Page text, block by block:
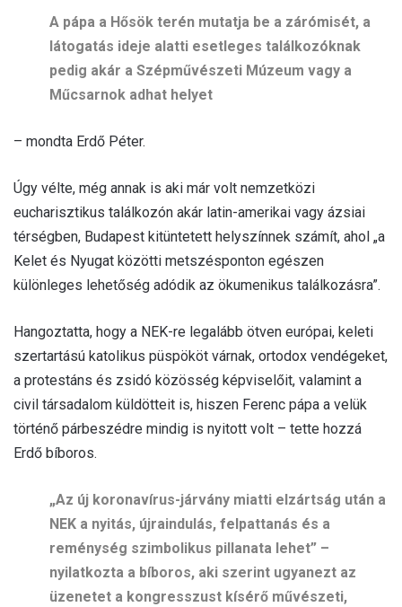
A pápa a Hősök terén mutatja be a zárómisét, a
látogatás ideje alatti esetleges találkozóknak
pedig akár a Szépművészeti Múzeum vagy a
Műcsarnok adhat helyet
– mondta Erdő Péter.
Úgy vélte, még annak is aki már volt nemzetközi
eucharisztikus találkozón akár latin-amerikai vagy ázsiai
térségben, Budapest kitüntetett helyszínnek számít, ahol „a
Kelet és Nyugat közötti metszésponton egészen
különleges lehetőség adódik az ökumenikus találkozásra”.
Hangoztatta, hogy a NEK-re legalább ötven európai, keleti
szertartású katolikus püspököt várnak, ortodox vendégeket,
a protestáns és zsidó közösség képviselőit, valamint a
civil társadalom küldötteit is, hiszen Ferenc pápa a velük
történő párbeszédre mindig is nyitott volt – tette hozzá
Erdő bíboros.
„Az új koronavírus-járvány miatti elzártság után a
NEK a nyitás, újraindulás, felpattanás és a
reménység szimbolikus pillanata lehet” –
nyilatkozta a bíboros, aki szerint ugyanezt az
üzenetet a kongresszust kísérő művészeti,